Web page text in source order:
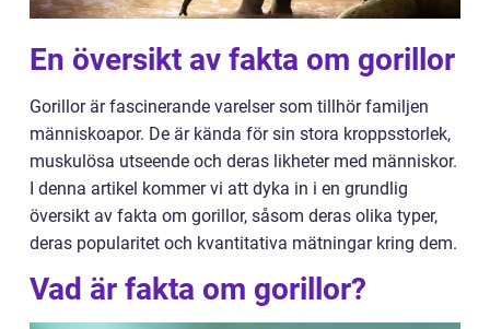
En översikt av fakta om gorillor
Gorillor är fascinerande varelser som tillhör familjen
människoapor. De är kända för sin stora kroppsstorlek,
muskulösa utseende och deras likheter med människor.
I denna artikel kommer vi att dyka in i en grundlig
översikt av fakta om gorillor, såsom deras olika typer,
deras popularitet och kvantitativa mätningar kring dem.
Vad är fakta om gorillor?